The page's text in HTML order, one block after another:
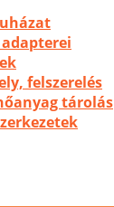
adapterei
felszerelés
tárolás